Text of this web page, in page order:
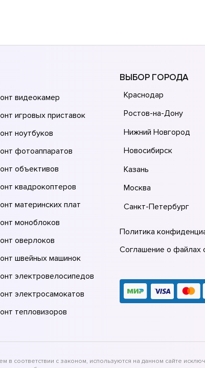
видеокамер
игровых приставок
ноутбуков
фотоаппаратов
объективов
квадрокоптеров
материнских плат
моноблоков
оверлоков
швейных машинок
электровелосипедов
электросамокатов
тепловизоров
ВЫБОР ГОРОДА
Краснодар
Ростов-на-Дону
Нижний Новгород
Новосибирск
Казань
Москва
Санкт-Петербург
Политика
Соглашение о файлах
соответствии с законом, используются на данном сайте